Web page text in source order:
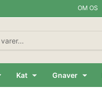
OM OS
Kat Gnaver